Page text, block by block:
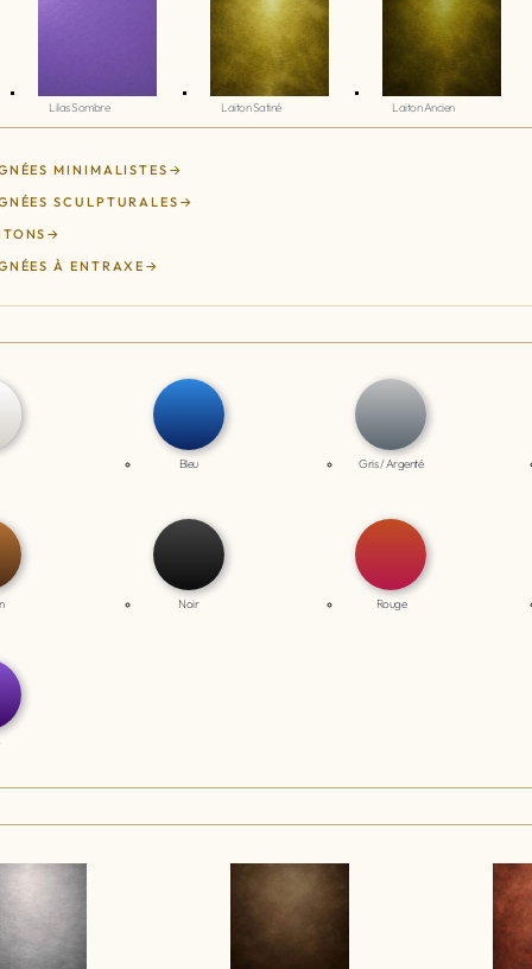
Lilas Sombre Laiton Satiné Laiton Ancien
MINIMALISTES
SCULPTURALES
À ENTRAXE
Bleu Gris / Argenté
Noir Rouge